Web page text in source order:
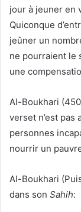
jour à jeuner en
Quiconque
jeûner un
ne pourraient le
une
Al-Boukhari
verset n’est pas
personnes
nourrir un
Al-Boukhari
dans son Sahih: